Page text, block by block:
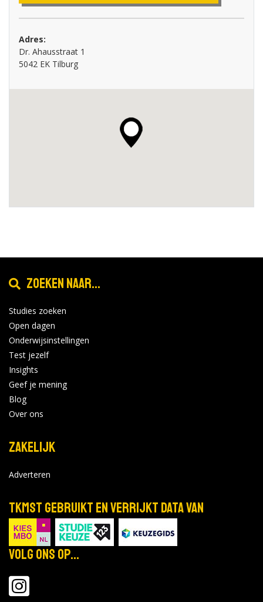
Adres:
Dr. Ahausstraat 1
5042 EK Tilburg
Zoeken naar...
Studies zoeken
Open dagen
Onderwijsinstellingen
Test jezelf
Insights
Geef je mening
Blog
Over ons
Zakelijk
Adverteren
TKMST gebruikt en verrijkt data van
Volg ons op...